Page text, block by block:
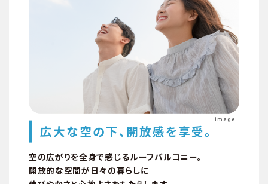
竣工物件販売の6つの魅力
image
広大な空の下、開放感を享受。
空の広がりを全身で感じるルーフバルコニー。
開放的な空間が日々の暮らしに